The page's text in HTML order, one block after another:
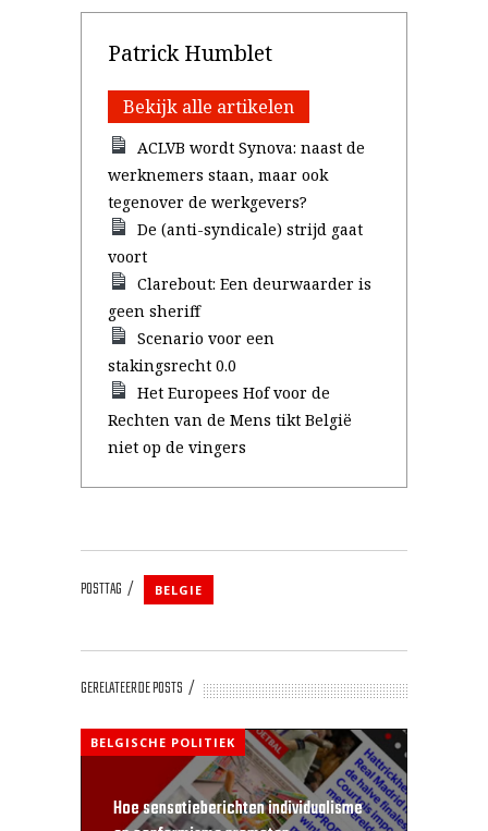
Patrick Humblet
Bekijk alle artikelen
ACLVB wordt Synova: naast de
werknemers staan, maar ook
tegenover de werkgevers?
De (anti-syndicale) strijd gaat
voort
Clarebout: Een deurwaarder is
geen sheriff
Scenario voor een
stakingsrecht 0.0
Het Europees Hof voor de
Rechten van de Mens tikt België
niet op de vingers
POSTTAG BELGIE
GERELATEERDE POSTS
BELGISCHE POLITIEK
Hoe sensatieberichten individualisme